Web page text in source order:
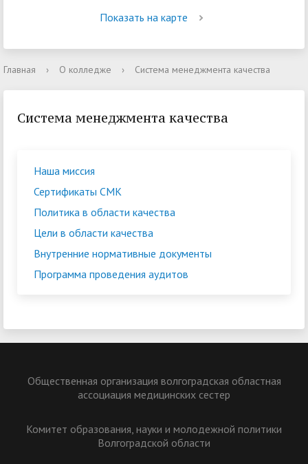
Показать на карте
Главная › О колледже › Система менеджмента качества
Система менеджмента качества
Наша миссия
Сертификаты СМК
Политика в области качества
Цели в области качества
Внутренние нормативные документы
Программа проведения аудитов
Общественная организация волгоградская областная
ассоциация медицинских сестер
Комитет образования, науки и молодежной политики
Волгоградской области